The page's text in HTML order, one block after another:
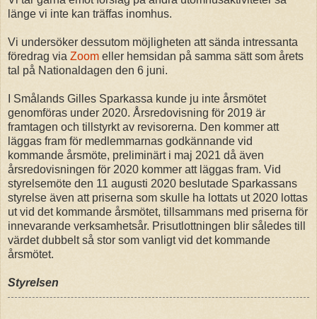
länge vi inte kan träffas inomhus.
Vi undersöker dessutom möjligheten att sända intressanta
föredrag via Zoom eller hemsidan på samma sätt som årets
tal på Nationaldagen den 6 juni.
I Smålands Gilles Sparkassa kunde ju inte årsmötet
genomföras under 2020. Årsredovisning för 2019 är
framtagen och tillstyrkt av revisorerna. Den kommer att
läggas fram för medlemmarnas godkännande vid
kommande årsmöte, preliminärt i maj 2021 då även
årsredovisningen för 2020 kommer att läggas fram. Vid
styrelsemöte den 11 augusti 2020 beslutade Sparkassans
styrelse även att priserna som skulle ha lottats ut 2020 lottas
ut vid det kommande årsmötet, tillsammans med priserna för
innevarande verksamhetsår. Prisutlottningen blir således till
värdet dubbelt så stor som vanligt vid det kommande
årsmötet.
Styrelsen